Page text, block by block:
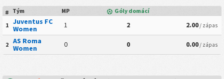
# Tým MP
Góly domácí
1 Juventus FC
Women
1 2 2.00/ zápas
2 AS Roma
Women
0 0 0.00/ zápas